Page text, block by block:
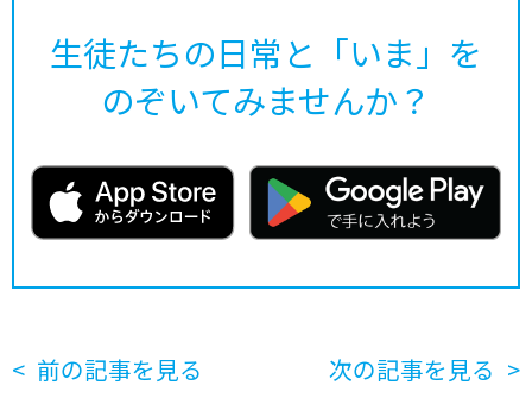
生徒たちの日常と「いま」を
のぞいてみませんか？
前の記事を見る 次の記事を見る